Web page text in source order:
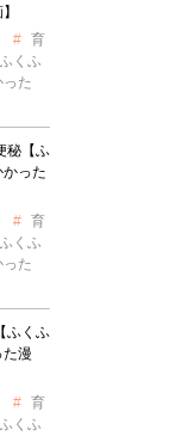
育
ふくふ
った
秘【ふ
かった
育
ふくふ
った
ふくふ
た漫
育
ふくふ